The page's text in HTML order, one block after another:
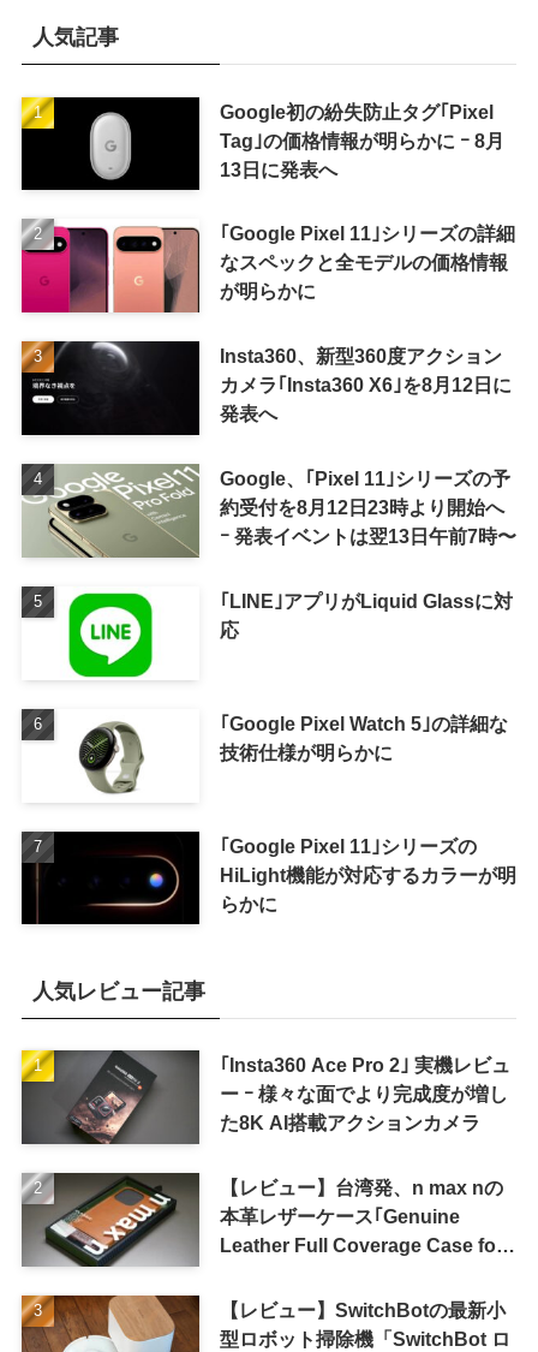
人気記事
Google初の紛失防止タグ｢Pixel
Tag｣の価格情報が明らかに ｰ 8月
13日に発表へ
｢Google Pixel 11｣シリーズの詳細
なスペックと全モデルの価格情報
が明らかに
Insta360、新型360度アクション
カメラ｢Insta360 X6｣を8月12日に
発表へ
Google、｢Pixel 11｣シリーズの予
約受付を8月12日23時より開始へ
ｰ 発表イベントは翌13日午前7時〜
｢LINE｣アプリがLiquid Glassに対
応
｢Google Pixel Watch 5｣の詳細な
技術仕様が明らかに
｢Google Pixel 11｣シリーズの
HiLight機能が対応するカラーが明
らかに
人気レビュー記事
｢Insta360 Ace Pro 2｣ 実機レビュ
ー ｰ 様々な面でより完成度が増し
た8K AI搭載アクションカメラ
【レビュー】台湾発、n max nの
本革レザーケース｢Genuine
Leather Full Coverage Case for
【レビュー】SwitchBotの最新小
型ロボット掃除機「SwitchBot ロ